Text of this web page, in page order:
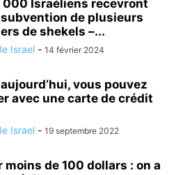
Israéliens recevront
de plusieurs
de shekels –...
Israel - 14 février 2024
vous pouvez
avec une carte de crédit
Israel - 19 septembre 2022
moins de 100 dollars : on a